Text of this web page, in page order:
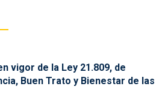
vigor de la Ley 21.809, de
Buen Trato y Bienestar de las